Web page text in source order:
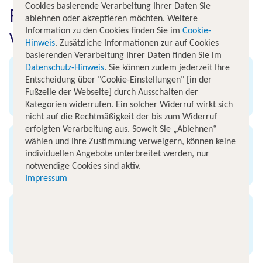
Fluginformationen für Flüge
von Hamburg nach Jerez
Abflug
Flughafen Hamburg
Ankunft
Flughafen Jerez de la Frontera
Cookies basierende Verarbeitung Ihrer Daten Sie
ablehnen oder akzeptieren möchten. Weitere
Information zu den Cookies finden Sie im Cookie-
Hinweis. Zusätzliche Informationen zur auf Cookies
basierenden Verarbeitung Ihrer Daten finden Sie im
Datenschutz-Hinweis. Sie können zudem jederzeit Ihre
Entscheidung über "Cookie-Einstellungen" [in der
Fußzeile der Webseite] durch Ausschalten der
Kategorien widerrufen. Ein solcher Widerruf wirkt sich
nicht auf die Rechtmäßigkeit der bis zum Widerruf
erfolgten Verarbeitung aus. Soweit Sie „Ablehnen“
wählen und Ihre Zustimmung verweigern, können keine
individuellen Angebote unterbreitet werden, nur
notwendige Cookies sind aktiv.
Impressum